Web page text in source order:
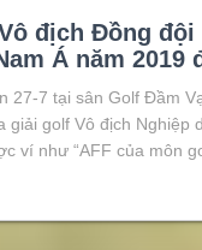
địch Đồng đội
Á năm 2019
Nam
27-7 tại sân Golf Đầm
giải golf Vô địch Nghiệp
ví như “AFF của môn